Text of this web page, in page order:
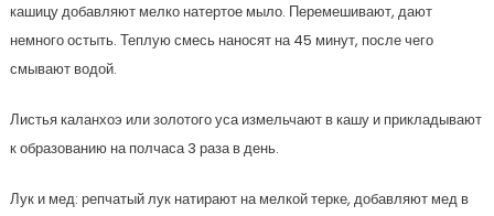
кашицу добавляют мелко натертое мыло. Перемешивают, дают
немного остыть. Теплую смесь наносят на 45 минут, после чего
смывают водой.
Листья каланхоэ или золотого уса измельчают в кашу и прикладывают
к образованию на полчаса 3 раза в день.
Лук и мед: репчатый лук натирают на мелкой терке, добавляют мед в